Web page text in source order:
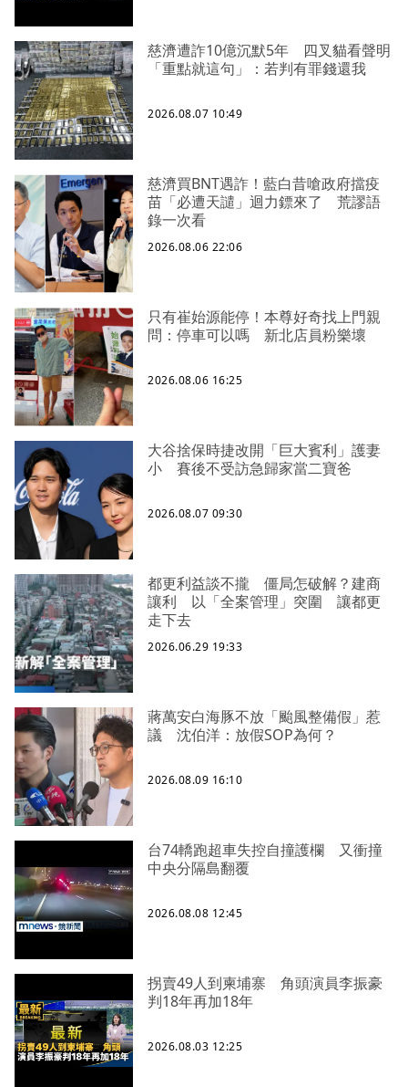
慈濟遭詐10億沉默5年 四叉貓看聲明
「重點就這句」：若判有罪錢還我
2026.08.07 10:49
慈濟買BNT遇詐！藍白昔嗆政府擋疫
苗「必遭天譴」迴力鏢來了 荒謬語
錄一次看
2026.08.06 22:06
只有崔始源能停！本尊好奇找上門親
問：停車可以嗎 新北店員粉樂壞
2026.08.06 16:25
大谷捨保時捷改開「巨大賓利」護妻
小 賽後不受訪急歸家當二寶爸
2026.08.07 09:30
都更利益談不攏 僵局怎破解？建商
讓利 以「全案管理」突圍 讓都更
走下去
2026.06.29 19:33
蔣萬安白海豚不放「颱風整備假」惹
議 沈伯洋：放假SOP為何？
2026.08.09 16:10
台74轎跑超車失控自撞護欄 又衝撞
中央分隔島翻覆
2026.08.08 12:45
拐賣49人到柬埔寨 角頭演員李振豪
判18年再加18年
2026.08.03 12:25